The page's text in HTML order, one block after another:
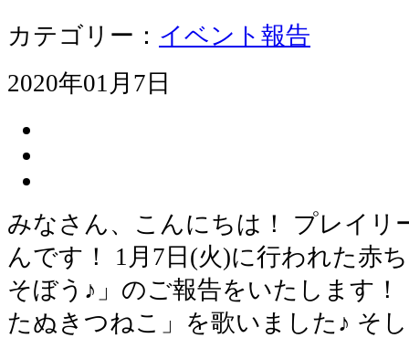
カテゴリー： イベント報告
2020年01月7日
みなさん、こんにちは！ プレイリ
んです！ 1月7日(火)に行われた赤
そぼう♪」のご報告をいたします
たぬきつねこ」を歌いました♪ そ